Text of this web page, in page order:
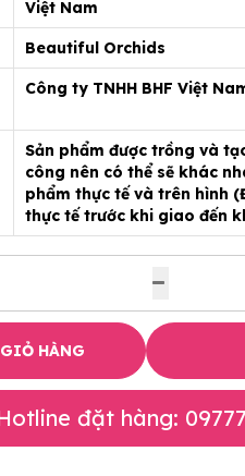
Việt Nam
Beautiful Orchids
Công ty TNHH BHF Việt
Sản phẩm được trồng và
công nên có thể sẽ khác
phẩm thực tế và trên hình
thực tế trước khi giao đến
HÀNG
đặt hàng: